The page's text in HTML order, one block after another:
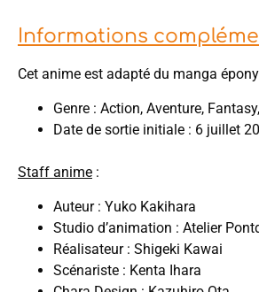
Informations
Cet anime est adapté du manga
Genre : Action, Aventure,
Date de sortie initiale : 6 juillet
Staff anime :
Auteur : Yuko Kakihara
Studio d’animation : Atelier
Réalisateur : Shigeki Kawai
Scénariste : Kenta Ihara